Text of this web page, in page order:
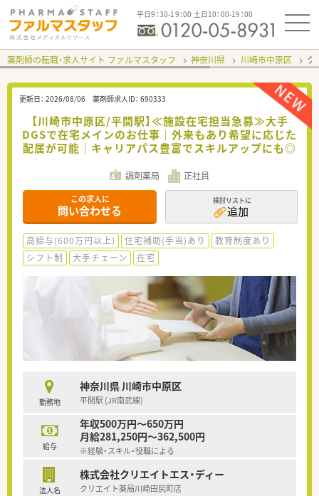
平日9：30-19：00 土日10：00-19：00
薬剤師の転職・求人サイト ファルマスタッフ 神奈川県 川崎市中原区 ク
更新日： 2026/08/06 薬剤師求人ID： 690333
【川崎市中原区/平間駅】≪施設在宅担当急募≫大手
DGSで在宅メインのお仕事｜外来もあり希望に応じた
配属が可能｜キャリアパス豊富でスキルアップにも◎
調剤薬局 正社員
この求人に
問い合わせる
検討リストに
追加
高給与(600万円以上) 住宅補助(手当)あり
教育制度あり
シフト制
大手チェーン 在宅
勤務地
神奈川県 川崎市中原区
平間駅 (JR南武線)
給与
年収500万円～650万円
月給281,250円～362,500円
※経験・スキル・役職による
法人名
株式会社クリエイトエス・ディー
クリエイト薬局川崎田尻町店